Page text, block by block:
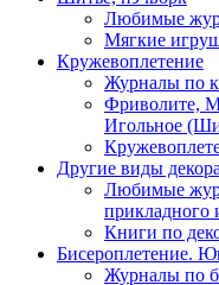
Любимые
Мягкие
Кружевоплетение
Журналы по
Фриволите,
Игольное
Другие виды
Любимые
прикладного
Книги по
Бисероплетение.
Журналы по